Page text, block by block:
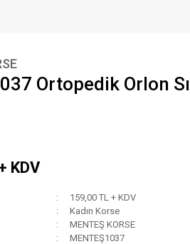
Ortopedik Orlon
KDV
159,00 TL + KDV
Kadın Korse
MENTEŞ KORSE
MENTEŞ1037